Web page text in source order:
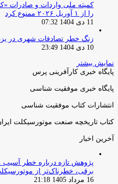
کمیته ملی واردات و صادرات
را از ۱ آوریل ۲۰۲۶ ممنوع کرد
11 دی 1404 07:32
زنگ خطر تصادفات شهری در
10 دی 1404 23:49
نمایش بیشتر
پایگاه خبری کارآفرینی پرس
پایگاه خبری موفقیت شناسی
انتشارات کتاب موفقیت شناسی
کتاب تاریخچه صنعت موتورسیکلت
آخرین اخبار
پژوهش تازه درباره خطر آسیب
برقی، خطرناک‌تر از
16 مرداد 1405 21:18